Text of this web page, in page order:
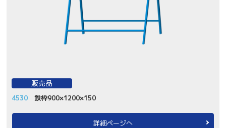
販売品
4530 鉄枠900×1200×150
詳細ページへ